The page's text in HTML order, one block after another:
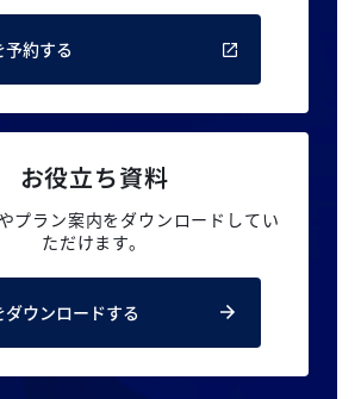
予約する
お役立ち資料
プラン案内をダウンロードしてい
ただけます。
ダウンロードする